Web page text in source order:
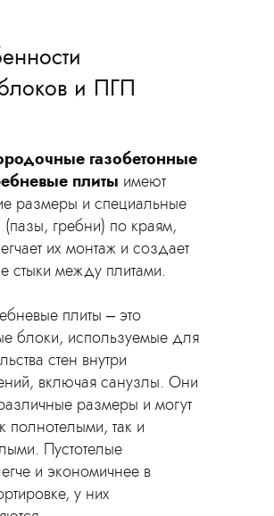
и ПГП
газобетонные
плиты имеют
размеры и специальные
гребни) по краям,
их монтаж и создает
стыки между плитами.
плиты – это
блоки, используемые для
стен внутри
включая санузлы. Они
размеры и могут
полнотелыми, так и
Пустотелые
и экономичнее в
у них